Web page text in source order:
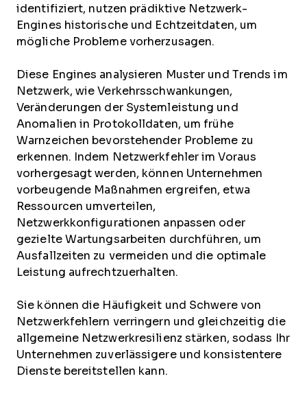
identifiziert, nutzen prädiktive Netzwerk-
Engines historische und Echtzeitdaten, um
mögliche Probleme vorherzusagen.
Diese Engines analysieren Muster und Trends im
Netzwerk, wie Verkehrsschwankungen,
Veränderungen der Systemleistung und
Anomalien in Protokolldaten, um frühe
Warnzeichen bevorstehender Probleme zu
erkennen. Indem Netzwerkfehler im Voraus
vorhergesagt werden, können Unternehmen
vorbeugende Maßnahmen ergreifen, etwa
Ressourcen umverteilen,
Netzwerkkonfigurationen anpassen oder
gezielte Wartungsarbeiten durchführen, um
Ausfallzeiten zu vermeiden und die optimale
Leistung aufrechtzuerhalten.
Sie können die Häufigkeit und Schwere von
Netzwerkfehlern verringern und gleichzeitig die
allgemeine Netzwerkresilienz stärken, sodass Ihr
Unternehmen zuverlässigere und konsistentere
Dienste bereitstellen kann.